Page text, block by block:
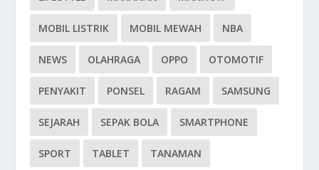
MOBIL LISTRIK MOBIL MEWAH NBA
NEWS OLAHRAGA OPPO OTOMOTIF
PENYAKIT PONSEL RAGAM SAMSUNG
SEJARAH SEPAK BOLA SMARTPHONE
SPORT TABLET TANAMAN